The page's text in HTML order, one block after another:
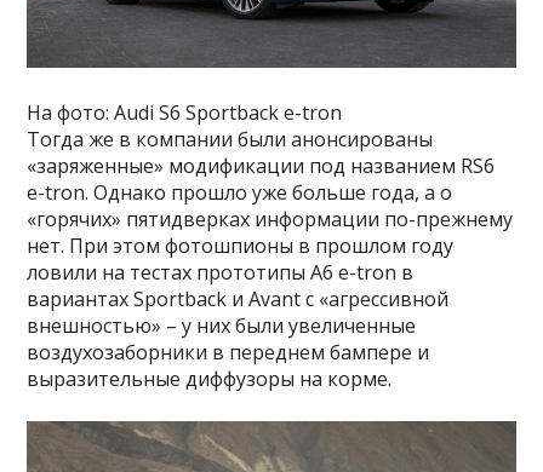
На фото: Audi S6 Sportback e-tron
Тогда же в компании были анонсированы
«заряженные» модификации под названием RS6
e-tron. Однако прошло уже больше года, а о
«горячих» пятидверках информации по-прежнему
нет. При этом фотошпионы в прошлом году
ловили на тестах прототипы A6 e-tron в
вариантах Sportback и Avant с «агрессивной
внешностью» – у них были увеличенные
воздухозаборники в переднем бампере и
выразительные диффузоры на корме.